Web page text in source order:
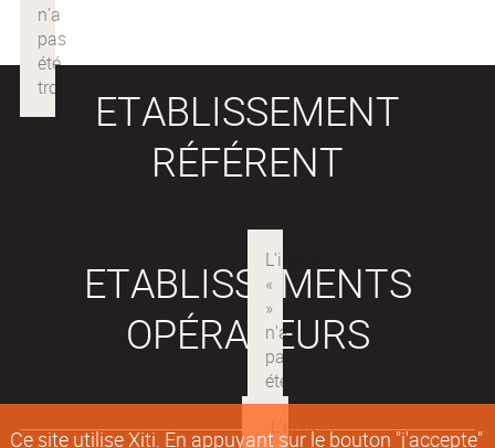
Ce site utilise Xiti. En appuyant sur le bouton "j'accepte"
ETABLISSEMENT
RÉFÉRENT
ETABLISSEMENTS
OPÉRATEURS